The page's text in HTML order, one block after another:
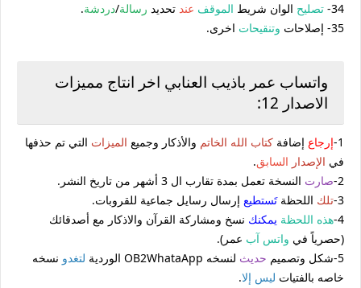
34- تصليح الوان شريط الموقف عند تحديد رسالة/دردشة.
35- إصلاحات
وتنقيحات اخرى.
واتساب عمر باذيب العنابي اخر انتاج مميزات
الاصدار 12:
1- إرجاع إضافة كتاب الله الخاتم والأذكار وجميع الميزات التي تم حذفها
في الإصدار السابق.
2- صارت النسخة تعمل بمدة تقارب ال 3 أشهر من تاريخ النشر.
3- تلك اللحظةتَستطيع إرسال رسايل جماعية للقروبات.
4- هذه اللحظة يمكنك نسخ ومشاركة القرآن والاذكار مع أصدقائك
(حصرياً في واتس آب عمر).
5-شكل وتصميم
حديث لنسخه OB2WhataApp الوردية لتغدو نسخه
خاصه بالفتيات ليس إلا.